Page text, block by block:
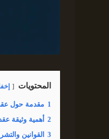
المحتويات
1 مقدمة حول
2
أهمية وثيقة
3
القوانين